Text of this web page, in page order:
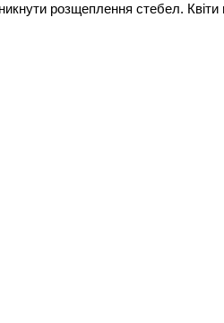
розщеплення стебел. Квіти